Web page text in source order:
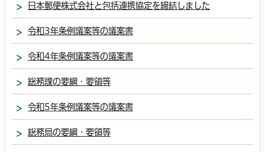
日本郵便株式会社と包括連携協定を締結しました
令和3年条例議案等の議案書
令和4年条例議案等の議案書
総務課の要綱・要領等
令和5年条例議案等の議案書
総務局の要綱・要領等